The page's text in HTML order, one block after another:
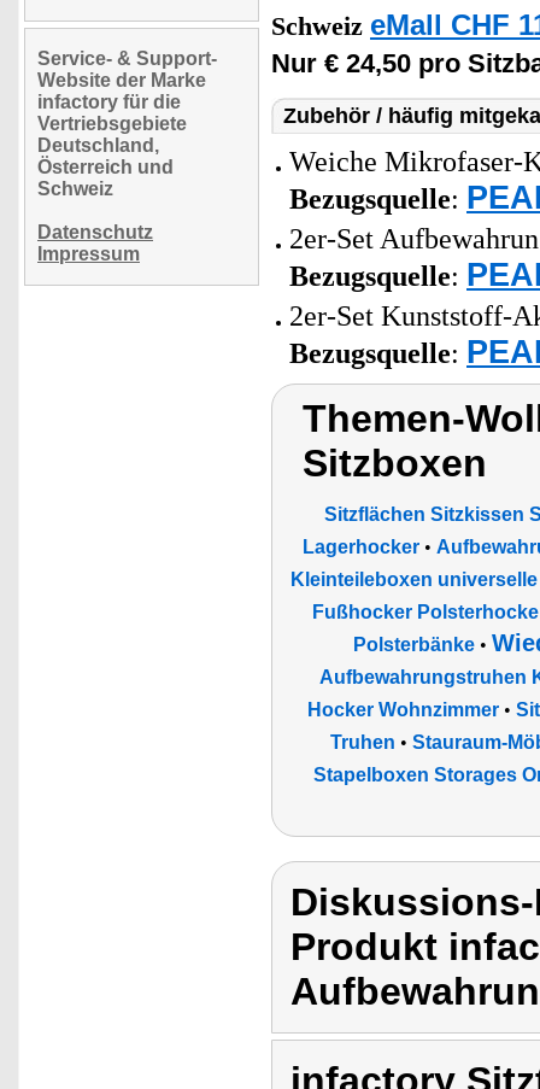
Service- & Support-
Website der Marke
infactory für die
Vertriebsgebiete
Deutschland,
Österreich und
Schweiz
Datenschutz
Impressum
Schweiz eMall CHF
Nur € 24,50 pro
Zubehör / häufig
Weiche Mikrofaser-
Bezugsquelle:
2er-Set
Bezugsquelle:
2er-Set Kunststoff-
Bezugsquelle:
Themen-
Sitzboxen
Sitzflächen Sitzkissen
Lagerhocker •
Kleinteileboxen
Fußhocker
Polsterbänke •
Aufbewahrungstruhen
Hocker Wohnzimmer•
Truhen • Stauraum-
Stapelboxen Storages
Produkt